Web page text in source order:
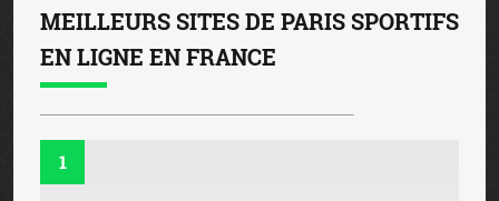
MEILLEURS SITES DE PARIS SPORTIFS
EN LIGNE EN FRANCE
1